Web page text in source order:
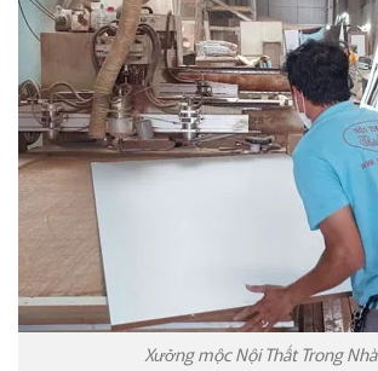
Xưởng mộc Nội Thất Trong Nhà